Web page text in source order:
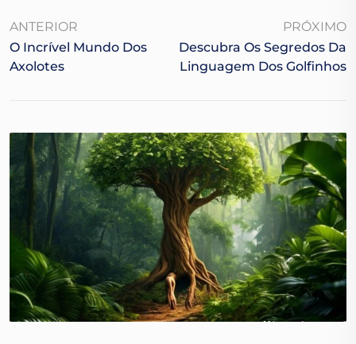
ANTERIOR
O Incrível Mundo Dos
Axolotes
PRÓXIMO
Descubra Os Segredos Da
Linguagem Dos Golfinhos